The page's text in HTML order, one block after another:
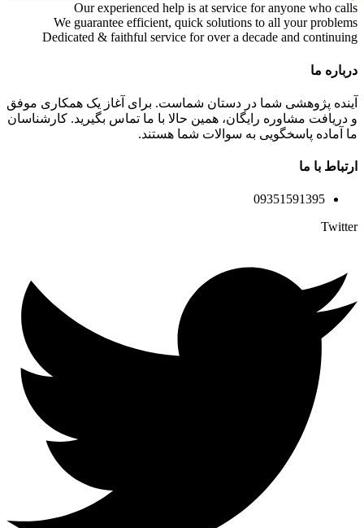
Our experienced help is at service for anyone who calls
We guarantee efficient, quick solutions to all your problems
Dedicated & faithful service for over a decade and continuing
درباره ما
آینده پژوهشی شما در دستان شماست. برای آغاز یک همکاری موفق
و دریافت مشاوره رایگان، همین حالا با ما تماس بگیرید. کارشناسان
ما آماده پاسخگویی به سوالات شما هستند.
ارتباط با ما
09351591395
Twitter